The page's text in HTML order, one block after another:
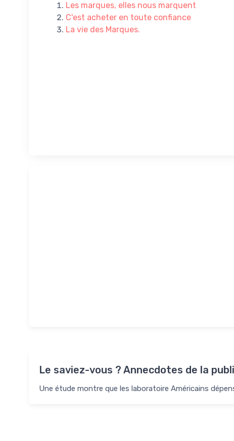
Les marques, elles nous marquent
C'est acheter en toute confiance
La vie des Marques.
Le saviez-vous ? Annecdotes de la
Une étude montre que les laboratoire Américains